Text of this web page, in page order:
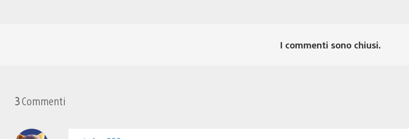
I commenti sono chiusi.
3Commenti